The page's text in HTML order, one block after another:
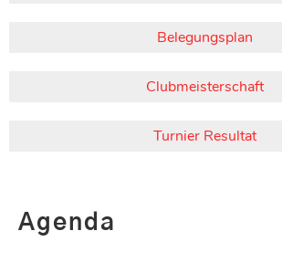
Belegungsplan
Clubmeisterschaft
Turnier Resultat
Agenda